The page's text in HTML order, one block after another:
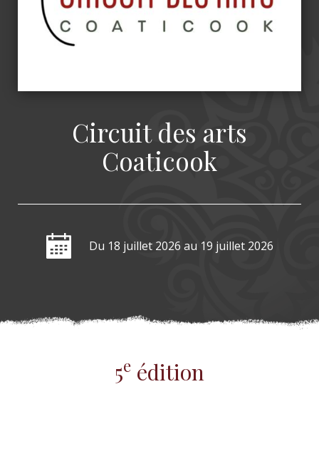
Circuit des arts
Coaticook
Du 18 juillet 2026 au 19 juillet 2026
5e édition